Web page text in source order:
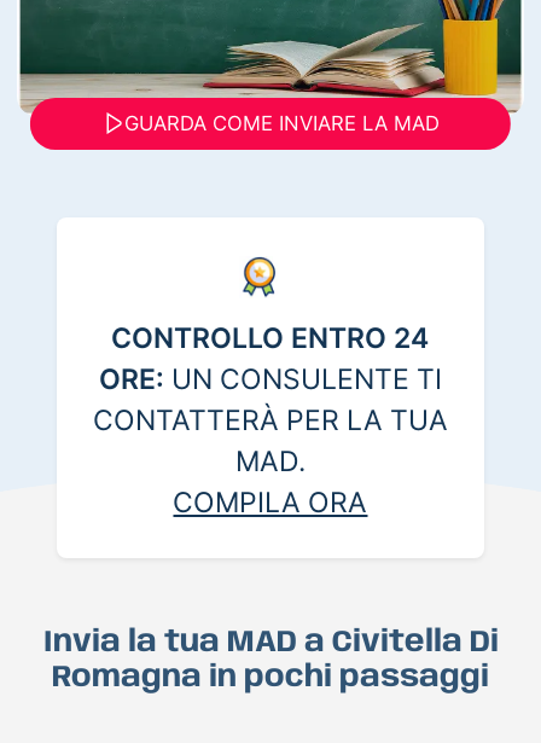
GUARDA COME INVIARE LA MAD
CONTROLLO ENTRO 24
ORE: UN CONSULENTE TI
CONTATTERÀ PER LA TUA
MAD.
COMPILA ORA
Invia la tua MAD a Civitella Di
Romagna in pochi passaggi